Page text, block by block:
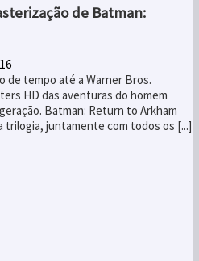
de Batman:
de tempo até a Warner Bros.
HD das aventuras do homem
Batman: Return to Arkham
trilogia, juntamente com todos os [...]